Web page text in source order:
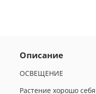
Описание
ОСВЕЩЕНИЕ
Растение хорошо